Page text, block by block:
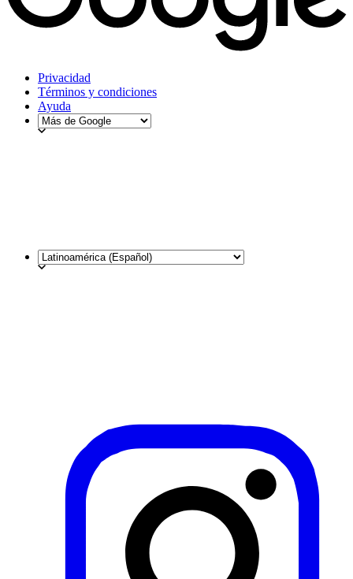
Privacidad
Términos y condiciones
Ayuda